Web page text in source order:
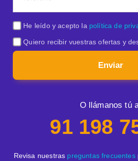
He leído y acepto la política de
Quiero recibir vuestras ofertas y
Enviar
O llámanos tú
91 198
Revisa nuestras preguntas frecuentes